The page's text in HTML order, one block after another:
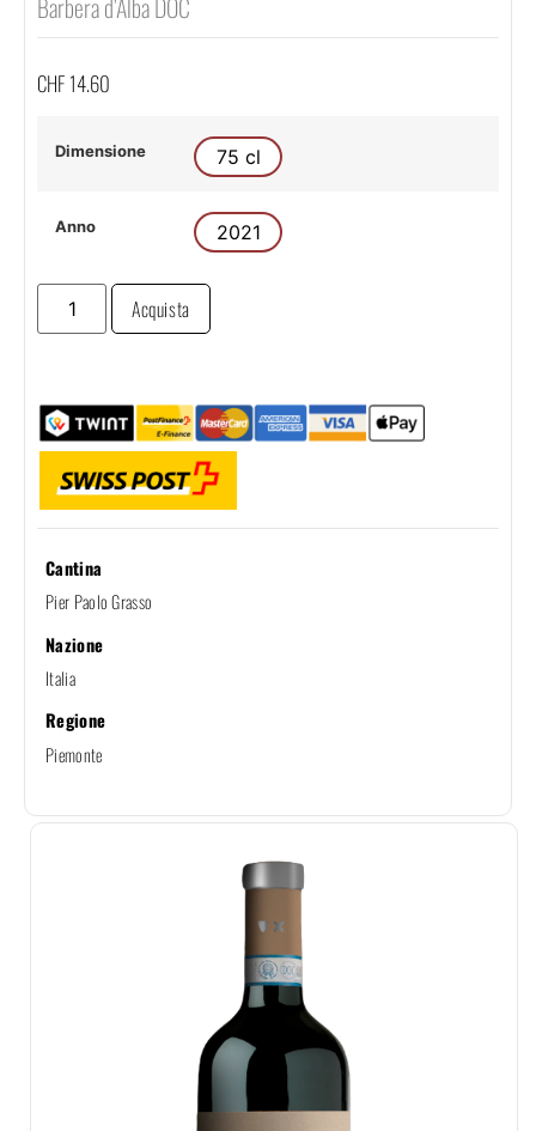
Barbera d’Alba DOC
CHF 14.60
Dimensione 75 cl
Anno 2021
Acquista
Cantina
Pier Paolo Grasso
Nazione
Italia
Regione
Piemonte